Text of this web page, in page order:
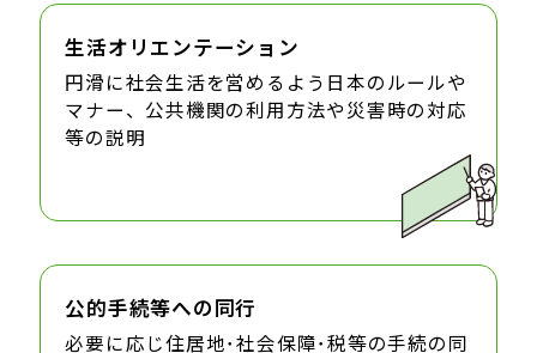
生活オリエンテーション
円滑に社会生活を営めるよう日本のルールや
マナー、公共機関の利用方法や災害時の対応
等の説明
公的手続等への同行
必要に応じ住居地･社会保障･税等の手続の同